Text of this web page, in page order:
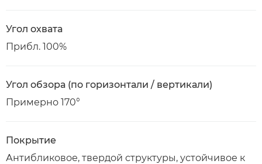
Угол охвата
Прибл. 100%
Угол обзора (по горизонтали / вертикали)
Примерно 170°
Покрытие
Антибликовое, твердой структуры, устойчивое к